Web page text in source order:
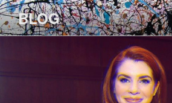
Перейти
к
содержимому
BLOG